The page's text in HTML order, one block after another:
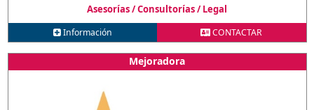
Asesorías / Consultorías / Legal
Información CONTACTAR
Mejoradora